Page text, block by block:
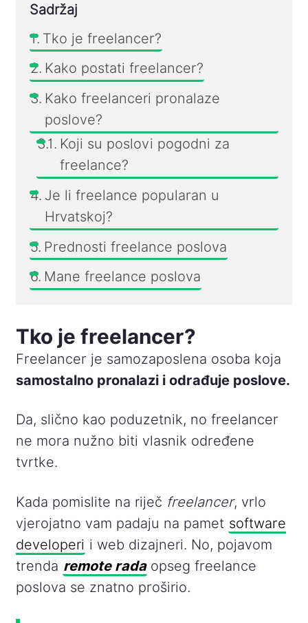
Sadržaj
Tko je freelancer?
Kako postati freelancer?
Kako freelanceri pronalaze
poslove?
Koji su poslovi pogodni za
freelance?
Je li freelance popularan u
Hrvatskoj?
Prednosti freelance poslova
Mane freelance poslova
Tko je freelancer?
Freelancer je samozaposlena osoba koja
samostalno pronalazi i odrađuje poslove.
Da, slično kao poduzetnik, no freelancer
ne mora nužno biti vlasnik određene
tvrtke.
Kada pomislite na riječ freelancer, vrlo
vjerojatno vam padaju na pamet software
developeri i web dizajneri. No, pojavom
trenda remote rada opseg freelance
poslova se znatno proširio.